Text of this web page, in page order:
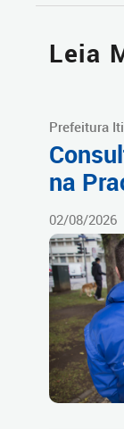
Leia
Prefeitura
na
02/08/2026